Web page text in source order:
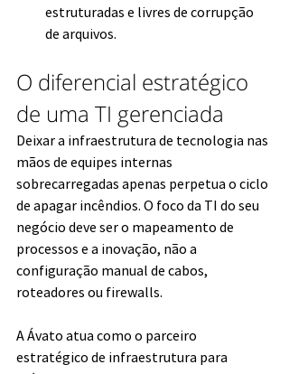
estruturadas e livres de corrupção
de arquivos.
O diferencial estratégico
de uma TI gerenciada
Deixar a infraestrutura de tecnologia nas
mãos de equipes internas
sobrecarregadas apenas perpetua o ciclo
de apagar incêndios. O foco da TI do seu
negócio deve ser o mapeamento de
processos e a inovação, não a
configuração manual de cabos,
roteadores ou firewalls.
A Ávato atua como o parceiro
estratégico de infraestrutura para